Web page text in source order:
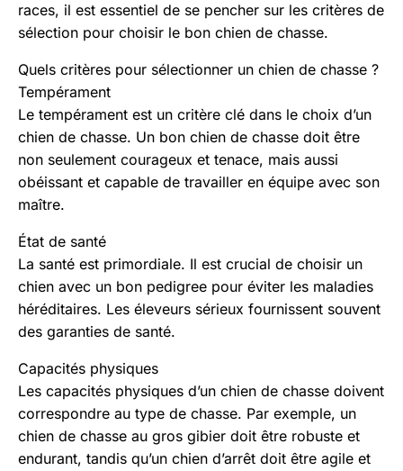
races, il est essentiel de se pencher sur les critères de
sélection pour choisir le bon chien de chasse.
Quels critères pour sélectionner un chien de chasse ?
Tempérament
Le tempérament est un critère clé dans le choix d’un
chien de chasse. Un bon chien de chasse doit être
non seulement courageux et tenace, mais aussi
obéissant et capable de travailler en équipe avec son
maître.
État de santé
La santé est primordiale. Il est crucial de choisir un
chien avec un bon pedigree pour éviter les maladies
héréditaires. Les éleveurs sérieux fournissent souvent
des garanties de santé.
Capacités physiques
Les capacités physiques d’un chien de chasse doivent
correspondre au type de chasse. Par exemple, un
chien de chasse au gros gibier doit être robuste et
endurant, tandis qu’un chien d’arrêt doit être agile et